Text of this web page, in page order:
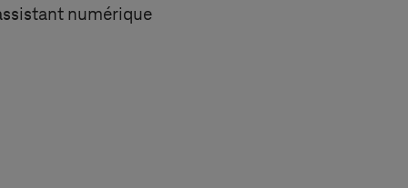
numérique